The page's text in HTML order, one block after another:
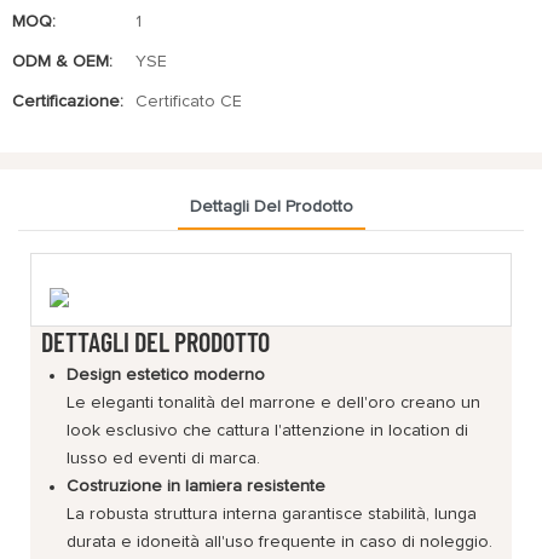
MOQ: 1
ODM & OEM: YSE
Certificazione: Certificato CE
Dettagli Del Prodotto
DETTAGLI DEL PRODOTTO
Design estetico moderno
Le eleganti tonalità del marrone e dell'oro creano un
look esclusivo che cattura l'attenzione in location di
lusso ed eventi di marca.
Costruzione in lamiera resistente
La robusta struttura interna garantisce stabilità, lunga
durata e idoneità all'uso frequente in caso di noleggio.